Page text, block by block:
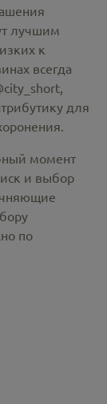
лучшим
к
всегда
,
для
момент
и выбор
по